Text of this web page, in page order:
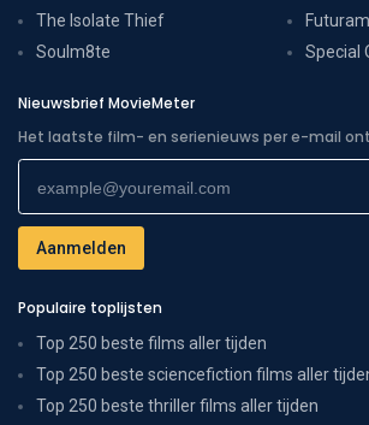
The Isolate Thief
Soulm8te
Special
Nieuwsbrief MovieMeter
Het laatste film- en serienieuws per e-mail
Populaire toplijsten
Top 250 beste films aller tijden
Top 250 beste sciencefiction films aller
Top 250 beste thriller films aller tijden